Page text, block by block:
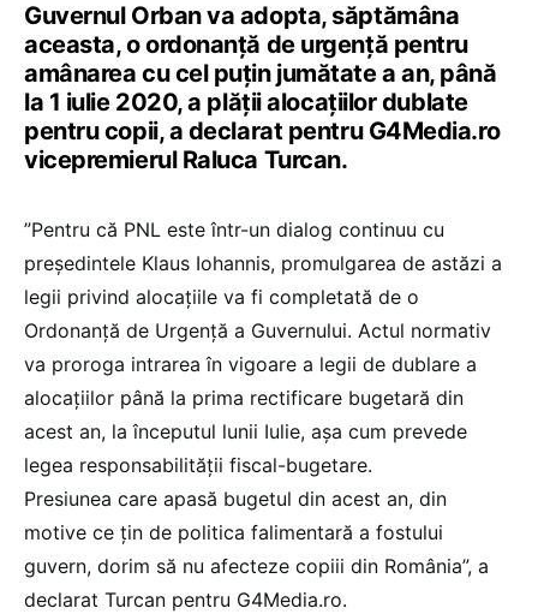
Guvernul Orban va adopta, săptămâna
aceasta, o ordonanță de urgență pentru
amânarea cu cel puțin jumătate a an, până
la 1 iulie 2020, a plății alocațiilor dublate
pentru copii, a declarat pentru G4Media.ro
vicepremierul Raluca Turcan.
”Pentru că PNL este într-un dialog continuu cu
președintele Klaus Iohannis, promulgarea de astăzi a
legii privind alocațiile va fi completată de o
Ordonanță de Urgență a Guvernului. Actul normativ
va proroga intrarea în vigoare a legii de dublare a
alocațiilor până la prima rectificare bugetară din
acest an, la începutul lunii Iulie, așa cum prevede
legea responsabilității fiscal-bugetare.
Presiunea care apasă bugetul din acest an, din
motive ce țin de politica falimentară a fostului
guvern, dorim să nu afecteze copiii din România”, a
declarat Turcan pentru G4Media.ro.